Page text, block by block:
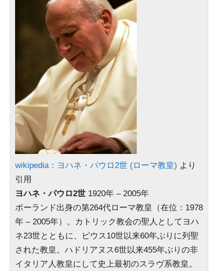
wikipedia：ヨハネ・パウロ2世 (ローマ教皇) より
引用
ヨハネ・パウロ2世 1920年 – 2005年
ポーランド出身の第264代ローマ教皇（在位：1978
年 – 2005年）。カトリック教会の聖人としてヨハ
ネ23世とともに、ピウス10世以来60年ぶりに列聖
された教皇。ハドリアヌス6世以来455年ぶりの非
イタリア人教皇にして史上最初のスラヴ系教皇。